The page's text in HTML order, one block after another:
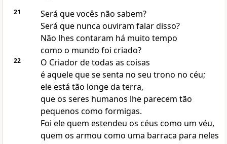
21
Será que vocês não sabem?
Será que nunca ouviram falar disso?
Não lhes contaram há muito tempo
como o mundo foi criado?
22
O Criador de todas as coisas
é aquele que se senta no seu trono no céu;
ele está tão longe da terra,
que os seres humanos lhe parecem tão
pequenos como formigas.
Foi ele quem estendeu os céus como um véu,
quem os armou como uma barraca para neles